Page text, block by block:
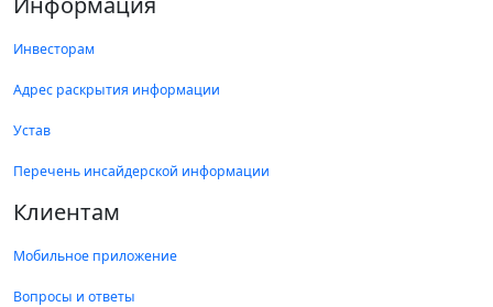
Инвесторам
Адрес раскрытия информации
Устав
Перечень инсайдерской информации
Клиентам
Мобильное приложение
Вопросы и ответы